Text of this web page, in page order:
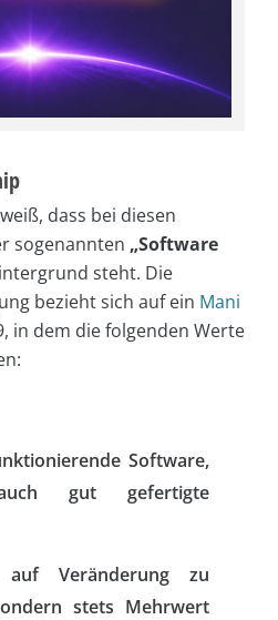
dass bei diesen
sogenannten „Software
steht. Die
bezieht sich auf ein Mani
in dem die folgenden Werte
Software,
gut gefertigte
Veränderung zu
stets Mehrwert